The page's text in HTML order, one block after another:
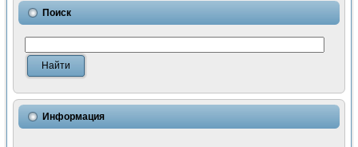
Аппаратно-программный комплекс для исследования
Виртуальный лабораторный стенд для исследования
Измерение шумовых параметров операционных
Измерительный преобразователь на основе цифровой
Использование NI LabVIEW для математического
Исследовние возможности создания измерителя ВАХ
Математическое моделирование генератора сигналов -
Поиск
Информация